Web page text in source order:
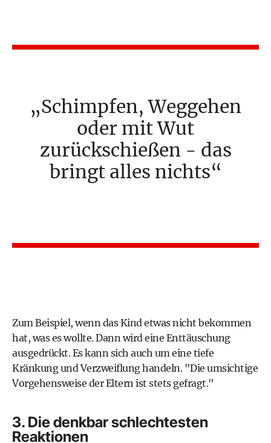
Schimpfen, Weggehen
oder mit Wut
zurückschießen - das
bringt alles nichts
Zum Beispiel, wenn das Kind etwas nicht bekommen
hat, was es wollte. Dann wird eine Enttäuschung
ausgedrückt. Es kann sich auch um eine tiefe
Kränkung und Verzweiflung handeln. "Die umsichtige
Vorgehensweise der Eltern ist stets gefragt."
3. Die denkbar schlechtesten
Reaktionen